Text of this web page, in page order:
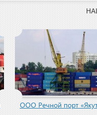
ООО «Якутский речной